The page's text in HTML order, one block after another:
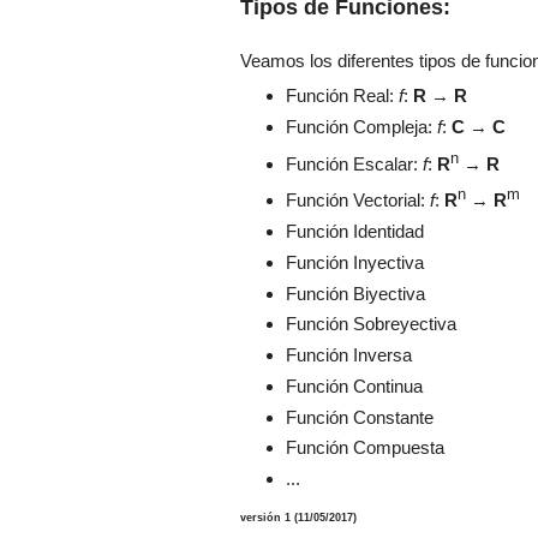
Tipos de Funciones:
Veamos los diferentes tipos de
Función Real: f: R → R
Función Compleja: f: C→ C
Función Escalar: f: Rn→ R
Función Vectorial: f: Rn→ Rm
Función Identidad
Función Inyectiva
Función Biyectiva
Función Sobreyectiva
Función Inversa
Función Continua
Función Constante
Función Compuesta
...
versión 1 (11/05/2017)